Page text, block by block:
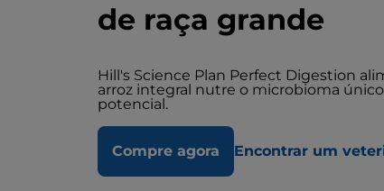
de raça grande
Hill's Science Plan Perfect Digestion
arroz integral nutre o microbioma
potencial.
Compre agora Encontrar um